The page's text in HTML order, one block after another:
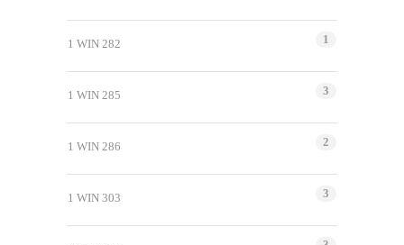
1 WIN 282 1
1 WIN 285 3
1 WIN 286 2
1 WIN 303 3